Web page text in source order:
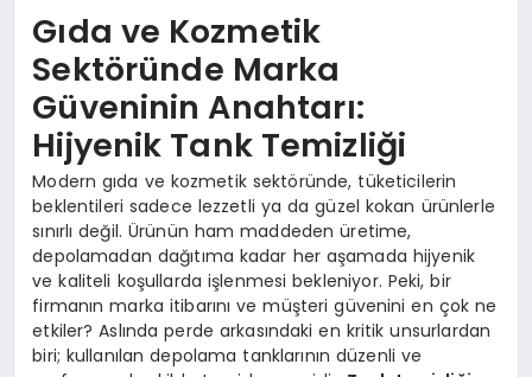
Gıda ve Kozmetik
Sektöründe Marka
Güveninin Anahtarı:
Hijyenik Tank Temizliği
Modern gıda ve kozmetik sektöründe, tüketicilerin
beklentileri sadece lezzetli ya da güzel kokan ürünlerle
sınırlı değil. Ürünün ham maddeden üretime,
depolamadan dağıtıma kadar her aşamada hijyenik
ve kaliteli koşullarda işlenmesi bekleniyor. Peki, bir
firmanın marka itibarını ve müşteri güvenini en çok ne
etkiler? Aslında perde arkasındaki en kritik unsurlardan
biri; kullanılan depolama tanklarının düzenli ve